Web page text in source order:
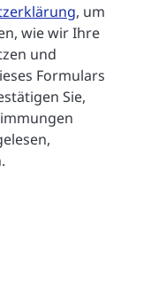
, um
wie wir Ihre
und
Formulars
Sie,